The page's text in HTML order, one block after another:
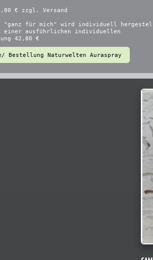
€ zzgl. Versand
"ganz für mich" wird individuell
einer ausführlichen individuellen
42,80 €
Bestellung Naturwelten Auraspray